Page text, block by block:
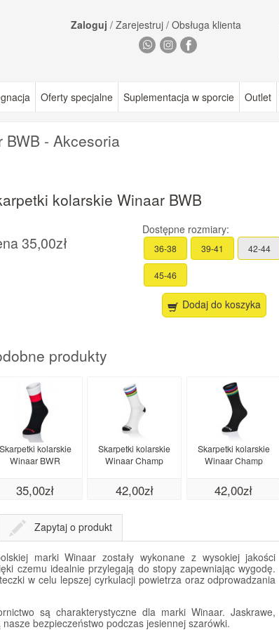
Zaloguj /Zarejestruj /Obsługa klienta
Oferty specjalne Suplementacja w sporcie Outlet
- Akcesoria
kolarskie Winaar BWB
35,00zł
Dostępne rozmiary:
36-38 39-41 42-44
45-46
Dodaj do koszyka
produkty
Skarpetki kolarskie
Winaar BWR
35,00zł
Skarpetki kolarskie
Winaar Champ
42,00zł
Skarpetki kolarskie
Winaar Champ
42,00zł
Zapytaj o produkt
marki Winaar zostały wykonane z wysokiej jakości
czemu idealnie przylegają do stopy zapewniając wygodę.
w celu lepszej cyrkulacji powietrza oraz odprowadzania
są charakterystyczne dla marki Winaar. Jaskrawe,
bezpieczeństwo podczas jesiennej szarówki.